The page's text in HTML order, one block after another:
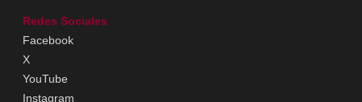
Redes Sociales
Facebook
X
YouTube
Instagram